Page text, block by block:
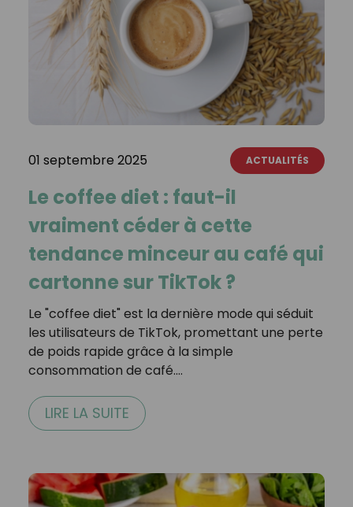
01 septembre 2025 ACTUALITÉS
Le coffee diet : faut-il
vraiment céder à cette
tendance minceur au café qui
cartonne sur TikTok ?
Le "coffee diet" est la dernière mode qui séduit
les utilisateurs de TikTok, promettant une perte
de poids rapide grâce à la simple
consommation de café.…
LIRE LA SUITE